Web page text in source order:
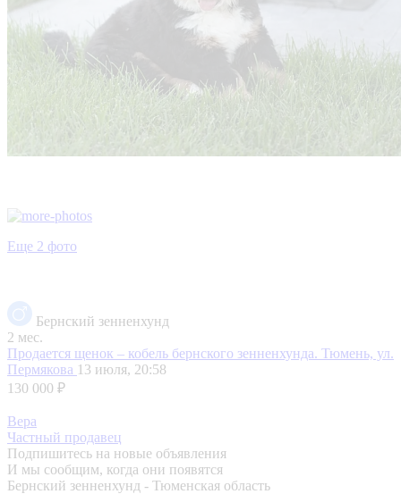
Еще 2 фото
Бернский зенненхунд
2 мес.
Продается щенок – кобель бернского зенненхунда. Тюмень, ул.
Пермякова 13 июля, 20:58
130 000 ₽
Вера
Частный продавец
Подпишитесь на новые объявления
И мы сообщим, когда они появятся
Бернский зенненхунд - Тюменская область